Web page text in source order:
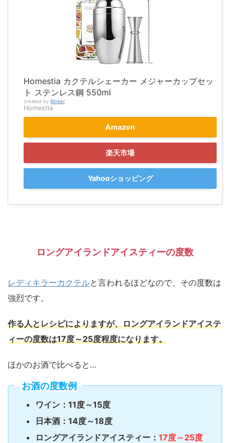
Homestia カクテルシェーカー メジャーカップセッ
ト ステンレス鋼 550ml
created by Rinker
Homestia
Amazon
楽天市場
Yahooショッピング
ロングアイランドアイスティーの度数
レディキラーカクテルと言われるほどなので、その度数は
強烈です。
作る人とレシピによりますが、ロングアイランドアイステ
ィーの度数は17度～25度程度になります。
ほかのお酒で比べると…
お酒の度数例
ワイン：11度～15度
日本酒：14度～18度
ロングアイランドアイスティー： 17度～25度